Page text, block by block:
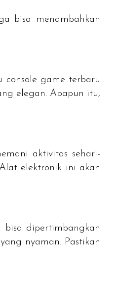
bisa menambahkan
console game terbaru
elegan. Apapun itu,
aktivitas sehari-
elektronik ini akan
bisa dipertimbangkan
nyaman. Pastikan